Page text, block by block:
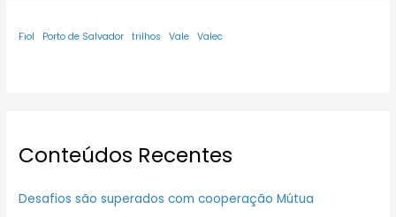
Fiol Porto de Salvador trilhos Vale Valec
Conteúdos Recentes
Desafios são superados com cooperação Mútua